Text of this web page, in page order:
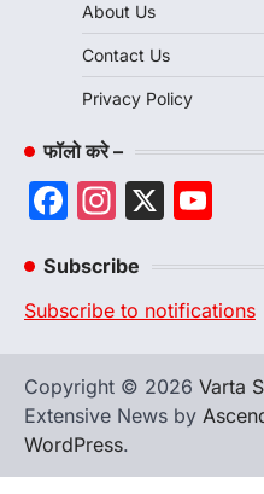
About Us
Contact Us
Privacy Policy
फॉलो करे –
Facebook
X
Subscribe
Subscribe to notifications
Copyright © 2026 Varta
Extensive News by
WordPress.